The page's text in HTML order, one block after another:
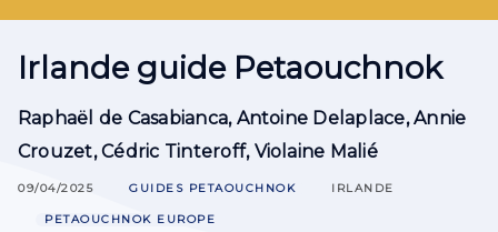
Irlande guide Petaouchnok
Raphaël de Casabianca, Antoine Delaplace,Annie
Crouzet,Cédric Tinteroff, Violaine Malié
09/04/2025 GUIDES PETAOUCHNOK IRLANDE
PETAOUCHNOK EUROPE